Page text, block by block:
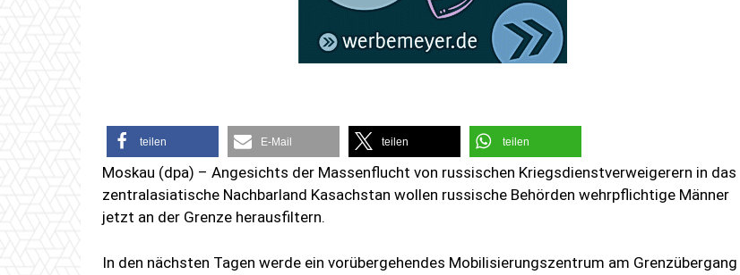
teilen E-Mail teilen teilen
Moskau (dpa) – Angesichts der Massenflucht von russischen Kriegsdienstverweigerern in das
zentralasiatische Nachbarland Kasachstan wollen russische Behörden wehrpflichtige Männer
jetzt an der Grenze herausfiltern.
In den nächsten Tagen werde ein vorübergehendes Mobilisierungszentrum am Grenzübergang